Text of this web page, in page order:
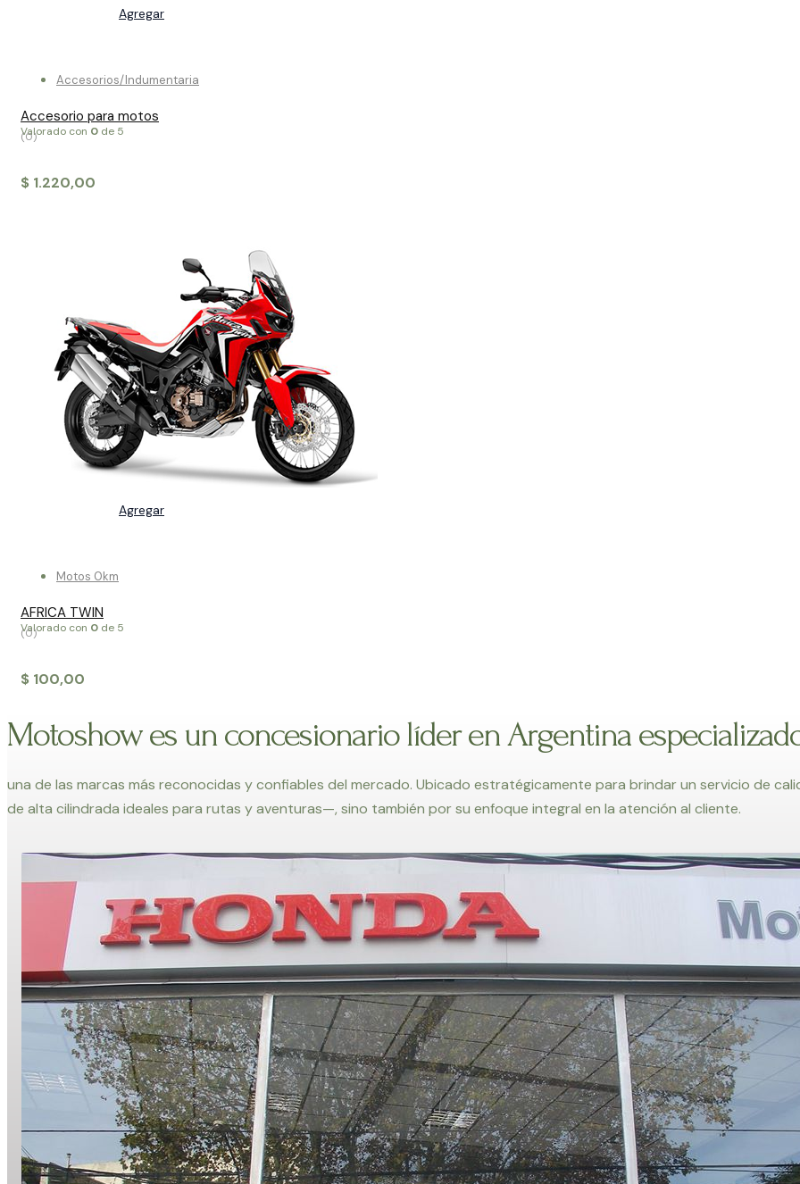
Agregar
Accesorios/Indumentaria
Accesorio para motos
Valorado con 0 de 5
(0)
$ 1.220,00
Agregar
Motos 0km
AFRICA TWIN
Valorado con 0 de 5
(0)
$ 100,00
Motoshow es un concesionario líder en Argentina
una de las marcas más reconocidas y confiables del mercado. Ubicado estratégicamente para brindar un servicio de
de alta cilindrada ideales para rutas y aventuras—, sino también por su enfoque integral en la atención al cliente.